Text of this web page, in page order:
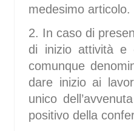
medesimo articolo.
2. In caso di
di inizio attività e
comunque
dare inizio ai
unico
positivo della